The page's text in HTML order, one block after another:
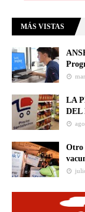
MÁS VISTAS
LA
DEL
Otro